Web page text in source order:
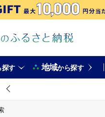
探す 地域から探す